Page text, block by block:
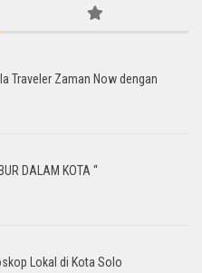
Traveler Zaman Now dengan
DALAM KOTA “
Lokal di Kota Solo